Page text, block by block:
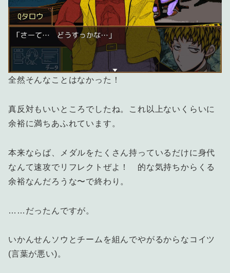
全然そんなことはなかった！
真反対もいいところでしたね。これ以上ないくらいに
余裕に満ちあふれています。
本来ならば、メダルをたくさん持っているだけに身代
なんて速攻でリフレクトぜよ！ 的な気持ちからくる
余裕なんだろうな〜で終わり。
……だったんですが。
いかんせんソウとチームを組んでやがるからなコイツ
(言葉が悪い)。